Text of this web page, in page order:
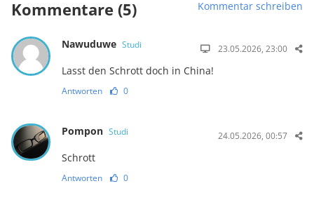
Kommentare (5) Kommentar schreiben
Nawuduwe Studi 23.05.2026, 23:00
Lasst den Schrott doch in China!
Antworten 0
Pompon Studi 24.05.2026, 00:57
Schrott
Antworten 0